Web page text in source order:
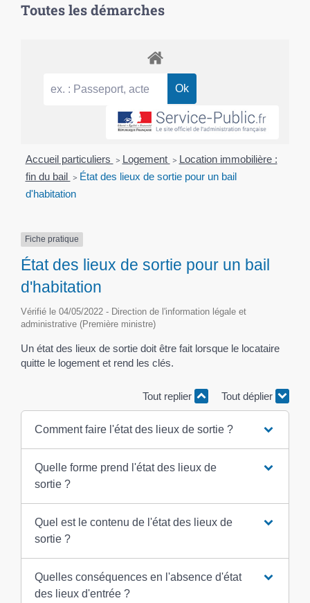
Toutes les démarches
Accueil particuliers > Logement > Location immobilière :
fin du bail > État des lieux de sortie pour un bail
d'habitation
Fiche pratique
État des lieux de sortie pour un bail
d'habitation
Vérifié le 04/05/2022 - Direction de l'information légale et
administrative (Première ministre)
Un état des lieux de sortie doit être fait lorsque le locataire
quitte le logement et rend les clés.
Tout replier Tout déplier
Comment faire l'état des lieux de sortie ?
Quelle forme prend l'état des lieux de
sortie ?
Quel est le contenu de l'état des lieux de
sortie ?
Quelles conséquences en l'absence d'état
des lieux d'entrée ?